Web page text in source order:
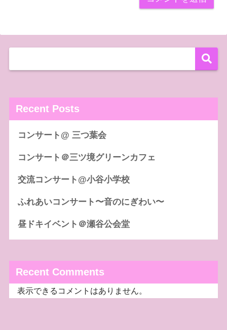
Recent Posts
コンサート@ 三つ葉会
コンサート＠三ツ境グリーンカフェ
交流コンサート@小谷小学校
ふれあいコンサート〜音のにぎわい〜
昼ドキイベント＠瀬谷公会堂
Recent Comments
表示できるコメントはありません。